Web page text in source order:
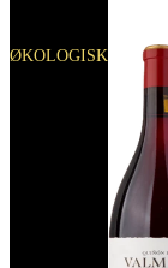
ØKOLOGISK